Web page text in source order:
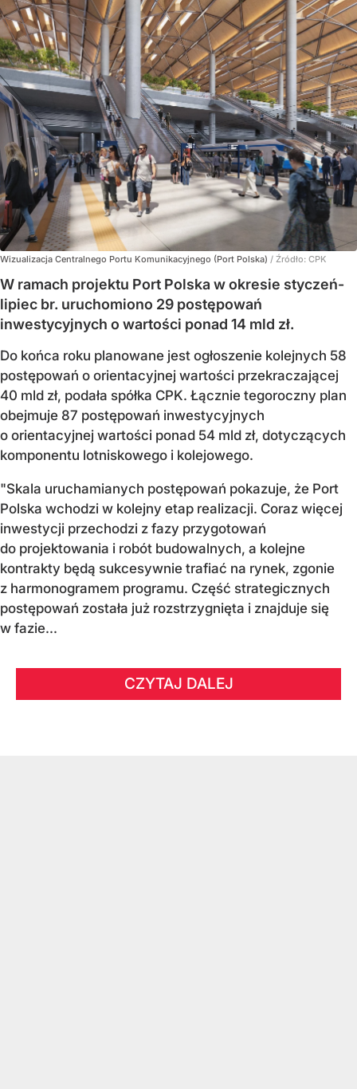
Wizualizacja Centralnego Portu Komunikacyjnego (Port Polska) / Źródło: CPK
W ramach projektu Port Polska w okresie styczeń-
lipiec br. uruchomiono 29 postępowań
inwestycyjnych o wartości ponad 14 mld zł.
Do końca roku planowane jest ogłoszenie kolejnych 58
postępowań o orientacyjnej wartości przekraczającej
40 mld zł, podała spółka CPK. Łącznie tegoroczny plan
obejmuje 87 postępowań inwestycyjnych
o orientacyjnej wartości ponad 54 mld zł, dotyczących
komponentu lotniskowego i kolejowego.
"Skala uruchamianych postępowań pokazuje, że Port
Polska wchodzi w kolejny etap realizacji. Coraz więcej
inwestycji przechodzi z fazy przygotowań
do projektowania i robót budowalnych, a kolejne
kontrakty będą sukcesywnie trafiać na rynek, zgonie
z harmonogramem programu. Część strategicznych
postępowań została już rozstrzygnięta i znajduje się
w fazie...
CZYTAJ DALEJ